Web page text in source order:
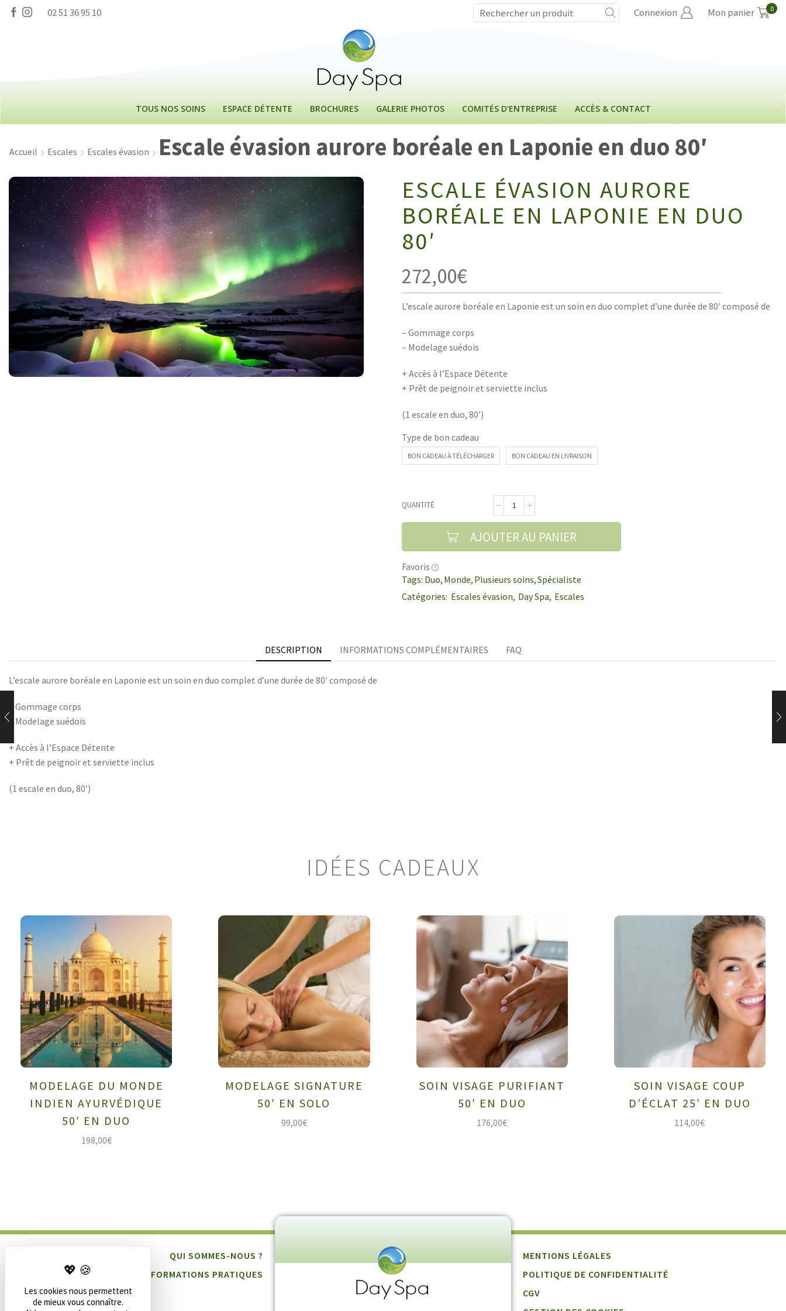
02 51 36 95 10 Connexion Mon panier 0
TOUS NOS SOINS ESPACE DÉTENTE BROCHURES GALERIE PHOTOS COMITÉS D’ENTREPRISE ACCÈS & CONTACT
Accueil Escales Escales évasion Escale évasion aurore boréale en Laponie en duo 80′
ESCALE ÉVASION AURORE
BORÉALE EN LAPONIE EN DUO
80′
272,00€
L’escale aurore boréale en Laponie est un soin en duo complet d’une durée de 80′ composé de
– Gommage corps
– Modelage suédois
+ Accès à l’Espace Détente
+ Prêt de peignoir et serviette inclus
(1 escale en duo, 80′)
Type de bon cadeau
BON CADEAU À TÉLÉCHARGER BON CADEAU EN LIVRAISON
QUANTITÉ
AJOUTER AU PANIER
Favoris
Tags: Duo, Monde, Plusieurs soins,Spécialiste
Catégories: Escales évasion, Day Spa, Escales
DESCRIPTION INFORMATIONS COMPLÉMENTAIRES FAQ
L’escale aurore boréale en Laponie est un soin en duo complet d’une durée de 80′ composé de
– Gommage corps
– Modelage suédois
+ Accès à l’Espace Détente
+ Prêt de peignoir et serviette inclus
(1 escale en duo, 80′)
IDÉES CADEAUX
MODELAGE DU MONDE
INDIEN AYURVÉDIQUE
50′ EN DUO
198,00€
MODELAGE SIGNATURE
50′ EN SOLO
99,00€
SOIN VISAGE PURIFIANT
50′ EN DUO
176,00€
SOIN VISAGE COUP
D’ÉCLAT 25′ EN DUO
114,00€
QUI SOMMES-NOUS ?
INFORMATIONS PRATIQUES
MENTIONS LÉGALES
POLITIQUE DE CONFIDENTIALITÉ
CGV
Panneau de gestion des cookies
Les cookies nous permettent
de mieux vous connaître.